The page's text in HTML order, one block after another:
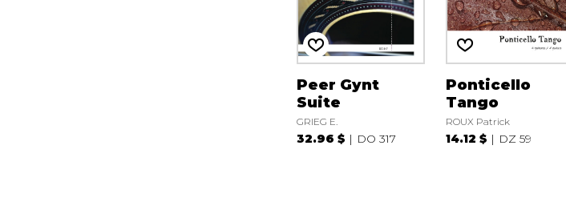
Peer Gynt
Suite
GRIEG E.
32.96 $ DO 317
Ponticello
Tango
ROUX Patrick
14.12 $ DZ 59